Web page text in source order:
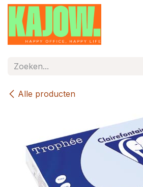
Overslaan naar inhoud
Alle producten